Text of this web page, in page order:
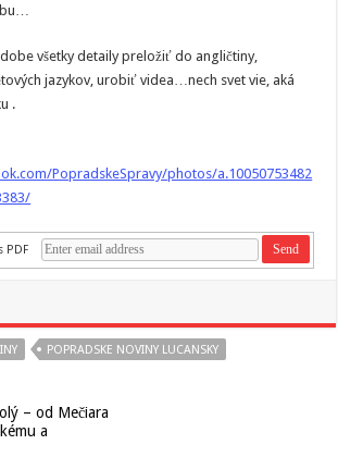
všetky detaily preložiť do angličtiny,
jazykov, urobiť videa…nech svet vie, aká
.
PopradskeSpravy/photos/a.10050753482
PDF
POPRADSKE NOVINY LUCANSKY
– od Mečiara
a